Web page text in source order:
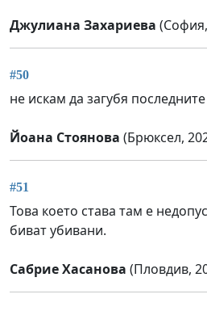
Джулиана Захариева
#50
не искам да загубя
Йоана Стоянова (Брюксел,
#51
Това което става там е
биват убивани.
Сабрие Хасанова (Пловдив,